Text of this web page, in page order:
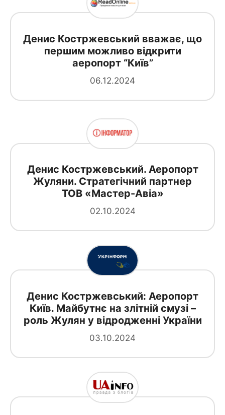
Денис Костржевський вважає, що
першим можливо відкрити
аеропорт “Київ”
06.12.2024
Денис Костржевський. Аеропорт
Жуляни. Стратегічний партнер
ТОВ «Мастер-Авіа»
02.10.2024
Денис Костржевський: Аеропорт
Київ. Майбутнє на злітній смузі –
роль Жулян у відродженні України
03.10.2024